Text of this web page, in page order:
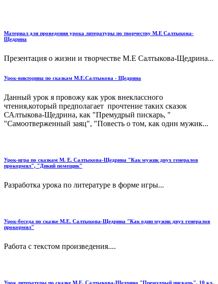
Материал для проведения урока литературы по творчеству М.Е Салтыкова-
Щедрина
Презентация о жизни и творчестве М.Е Салтыкова-Щедрина...
Урок-викторина по сказкам М.Е.Салтыкова - Щедрина
Данный урок я провожу как урок внеклассного
чтения,который предполагает прочтение таких сказок
САлтыкова-Щедрина, как "Премудрый пискарь, "
"Самоотверженный заяц", "Повесть о том, как один мужик...
Урок-игра по сказкам М. Е. Салтыкова-Щедрина "Как мужик двух генералов
прокормил", "Дикий помещик"
Разработка урока по литературе в форме игры...
Урок-беседа по сказке М.Е. Салтыкова-Щедрина "Как один мужик двух генералов
прокормил"
Работа с текстом произведения....
Урок литературы по сказке М.Е. Салтыкова-Щедрина "Премудрый пискарь", 10 кл.